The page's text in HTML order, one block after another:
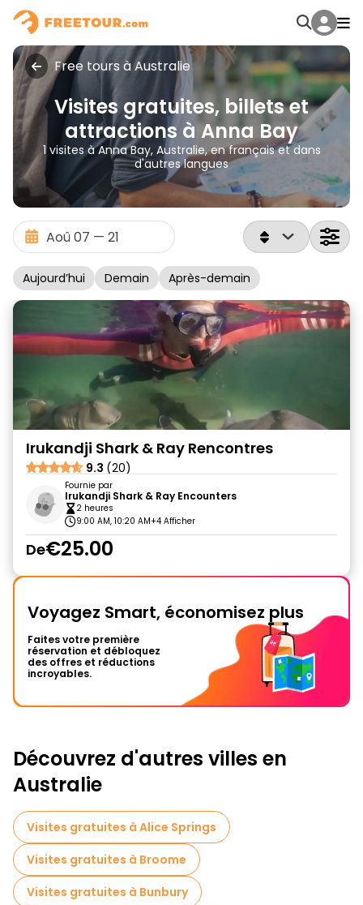
Free tours à Australie
Visites gratuites, billets et
attractions à Anna Bay
1 visites à Anna Bay, Australie, en français et dans
d'autres langues
Aujourd’hui Demain Après-demain
Irukandji Shark & Ray Rencontres
9.3 (20)
Fournie par
Irukandji Shark & Ray Encounters
2 heures
9:00 AM, 10:20 AM+4 Afficher
De€25.00
Voyagez Smart, économisez plus
Faites votre première
réservation et débloquez
des offres et réductions
incroyables.
Découvrez d'autres villes en
Australie
Visites gratuites à Alice Springs
Visites gratuites à Broome
Visites gratuites à Bunbury